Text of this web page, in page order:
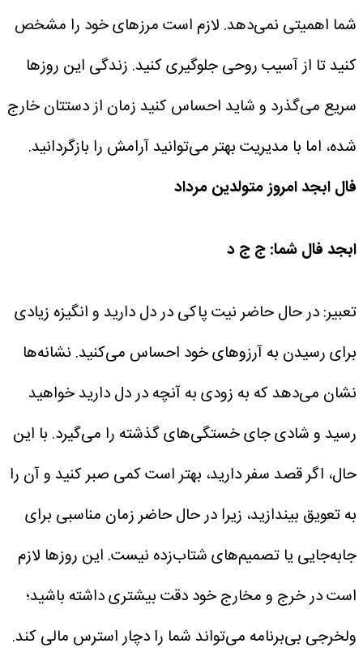
شما اهمیتی نمی‌دهد. لازم است مرزهای خود را مشخص
کنید تا از آسیب روحی جلوگیری کنید. زندگی این روزها
سریع می‌گذرد و شاید احساس کنید زمان از دستتان خارج
شده، اما با مدیریت بهتر می‌توانید آرامش را بازگردانید.
فال ابجد امروز متولدین مرداد
ابجد فال شما: ج ج د
تعبیر: در حال حاضر نیت پاکی در دل دارید و انگیزه زیادی
برای رسیدن به آرزوهای خود احساس می‌کنید. نشانه‌ها
نشان می‌دهد که به زودی به آنچه در دل دارید خواهید
رسید و شادی جای خستگی‌های گذشته را می‌گیرد. با این
حال، اگر قصد سفر دارید، بهتر است کمی صبر کنید و آن را
به تعویق بیندازید، زیرا در حال حاضر زمان مناسبی برای
جابه‌جایی یا تصمیم‌های شتاب‌زده نیست. این روزها لازم
است در خرج و مخارج خود دقت بیشتری داشته باشید؛
ولخرجی بی‌برنامه می‌تواند شما را دچار استرس مالی کند.